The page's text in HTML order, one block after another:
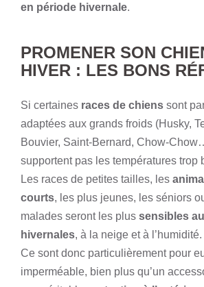
en période hivernale.
PROMENER SON
HIVER : LES BONS
Si certaines races de chiens sont
adaptées aux grands froids (Husky,
Bouvier, Saint-Bernard, Chow-
supportent pas les températures trop
Les races de petites tailles, les
courts, les plus jeunes, les séniors
malades seront les plus sensibles
hivernales, à la neige et à l’humidité.
Ce sont donc particulièrement pour
imperméable, bien plus qu’un